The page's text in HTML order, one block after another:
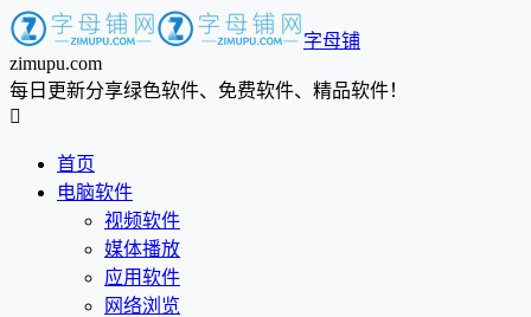
字母铺
zimupu.com
每日更新分享绿色软件、免费软件、精品软件！

首页
电脑软件
视频软件
媒体播放
应用软件
网络浏览